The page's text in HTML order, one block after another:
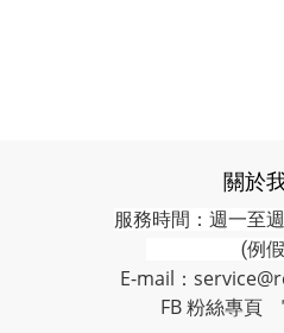
關於
服務時間：週一至
(例假日
E-mail：
FB 粉絲專頁